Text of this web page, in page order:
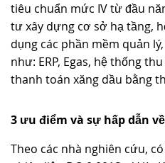
tiêu chuẩn mức IV từ đầu
tư xây dựng cơ sở hạ tầng,
dụng các phần mềm quản
như: ERP, Egas, hệ thống
thanh toán xăng dầu bằng
3 ưu điểm và sự hấp dẫn
Theo các nhà nghiên cứu,